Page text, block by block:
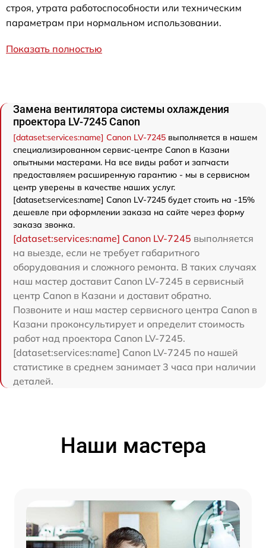
строя, утрата работоспособности или техническим
параметрам при нормальном использовании.
Показать полностью
Замена вентилятора системы охлаждения
проектора LV-7245 Canon
[dataset:services:name] Canon LV-7245 выполняется в нашем
специализированном сервис-центре Canon в Казани
опытными мастерами. На все виды работ и запчасти
предоставляем расширенную гарантию - мы в сервисном
центр уверены в качестве наших услуг.
[dataset:services:name] Canon LV-7245 будет стоить на -15%
дешевле при оформлении заказа на сайте через форму
заказа звонка.
[dataset:services:name] Canon LV-7245 выполняется
на выезде, если не требует габаритного
оборудования и сложного ремонта. В таких случаях
наш мастер доставит Canon LV-7245 в сервисный
центр Canon в Казани и доставит обратно.
Позвоните и наш мастер сервисного центра Canon в
Казани проконсультирует и определит стоимость
работ над проектора Canon LV-7245.
[dataset:services:name] Canon LV-7245 по нашей
статистике в среднем занимает 3 часа при наличии
деталей.
Наши мастера